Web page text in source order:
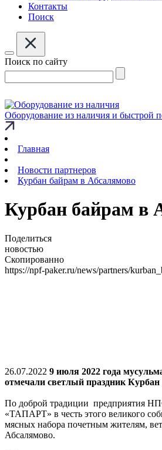
Контакты
Поиск
Поиск по сайту
Оборудование из наличия и быстрой
Главная
Новости партнеров
Курбан байрам в Абсалямово
Курбан байрам в
Поделиться
новостью
Скопированно
https://npf-paker.ru/news/partners/
26.07.2022 9 июля 2022 года
отмечали светлый праздник
По доброй традиции предприятия
«ТАПАРТ» в честь этого великого
мясных набора почетным жителям,
Абсалямово.